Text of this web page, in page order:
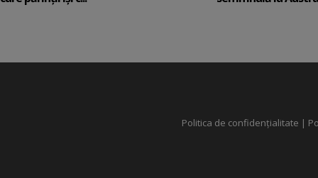
Politica de confidențialitate |